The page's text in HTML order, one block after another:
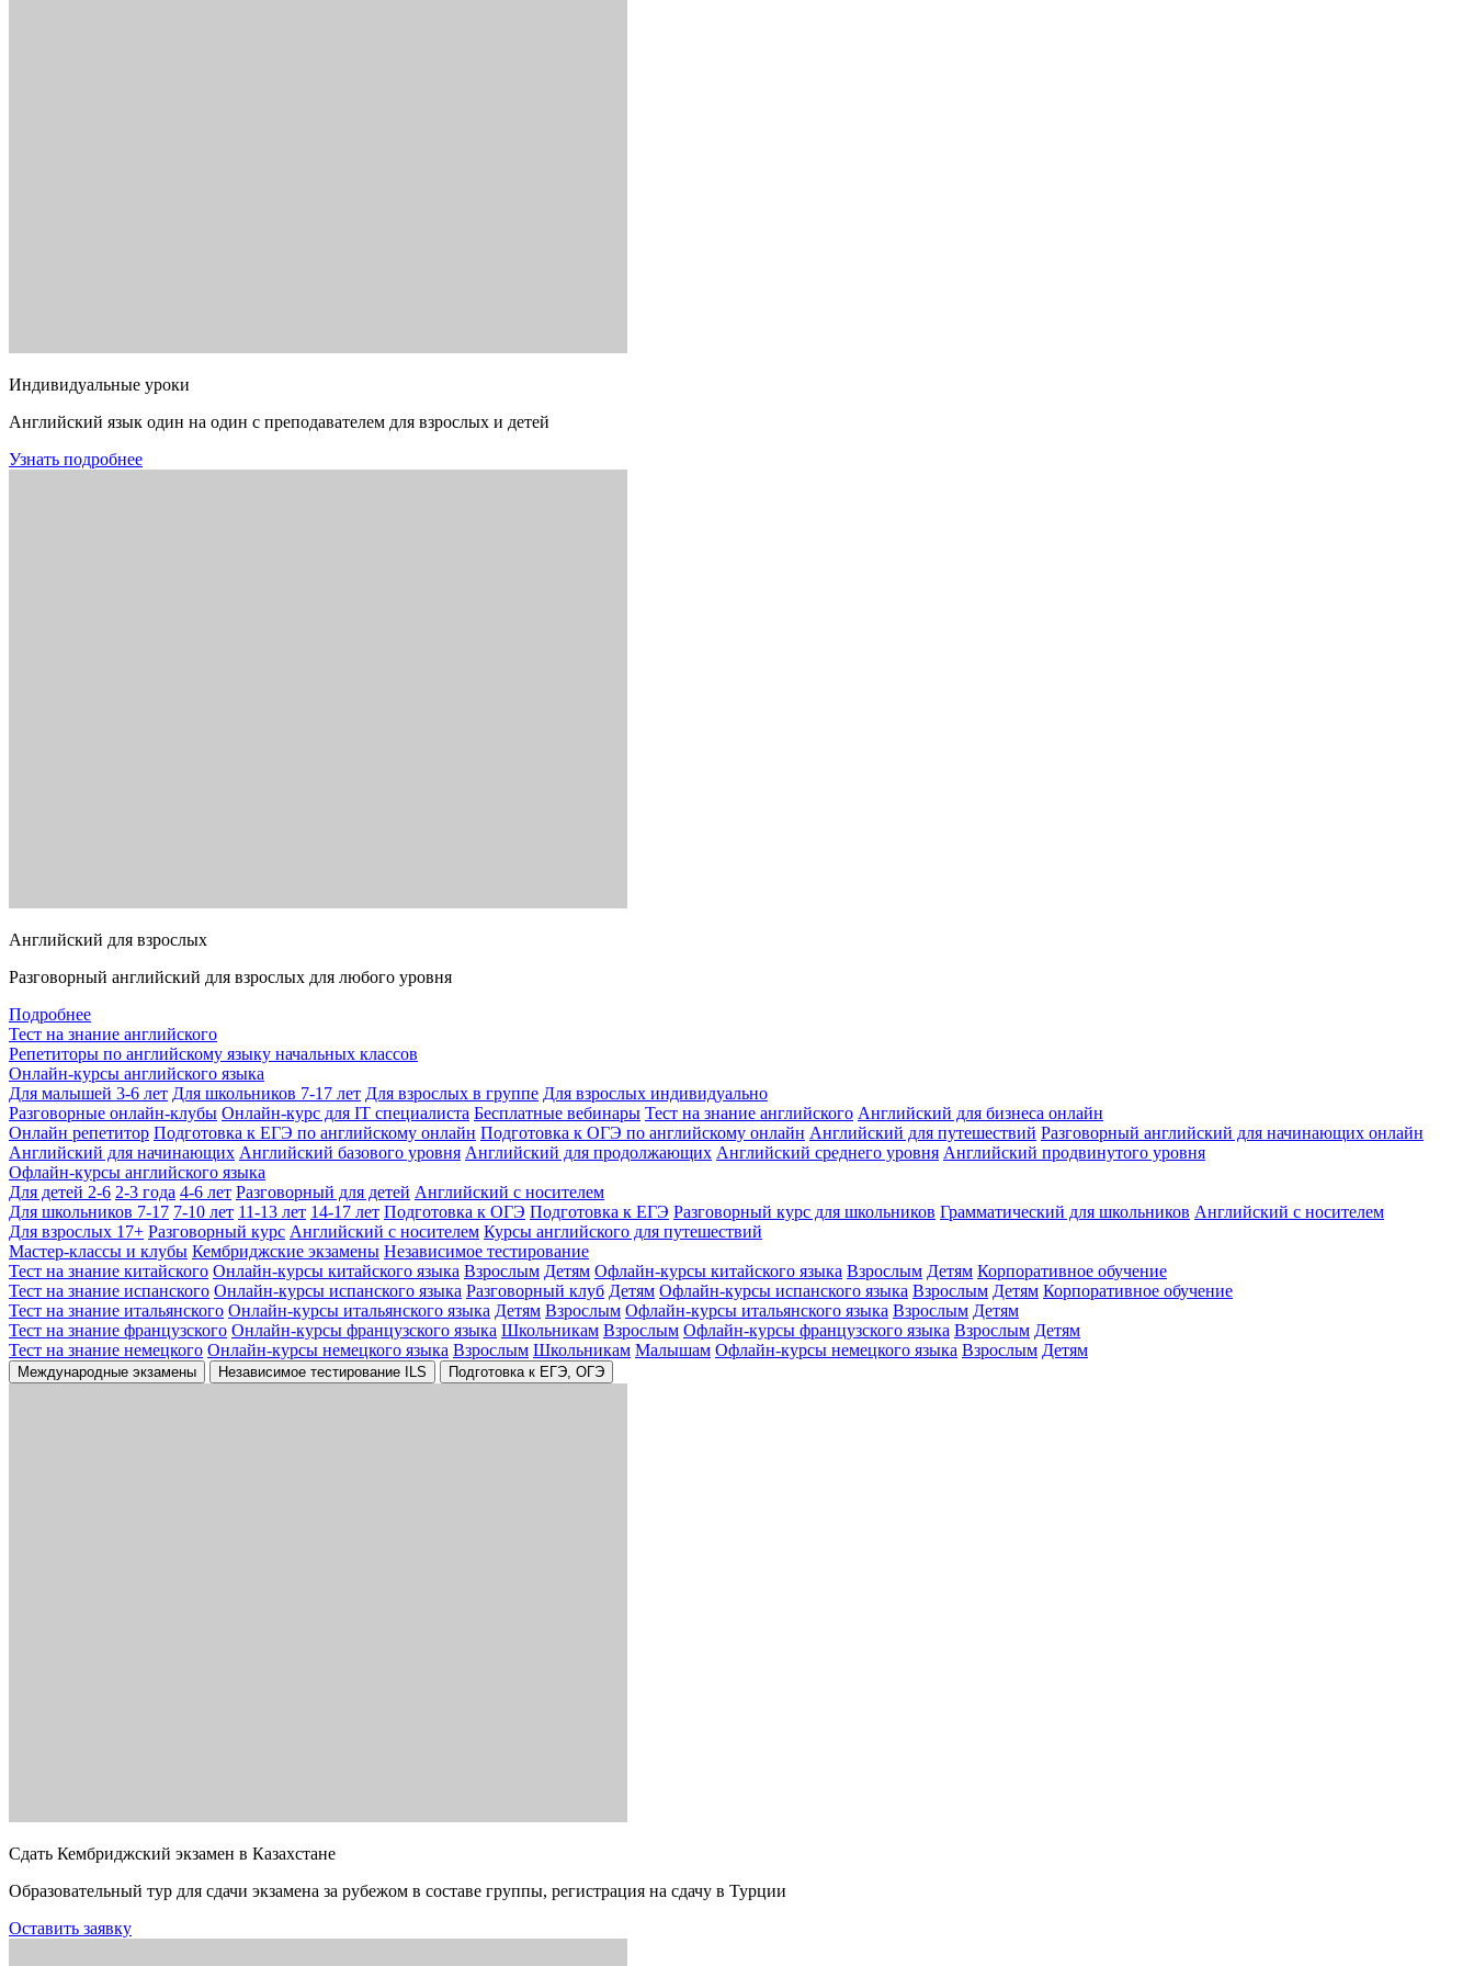
Индивидуальные уроки
Английский язык один на один с преподавателем для взрослых и детей
Узнать подробнее
Английский для взрослых
Разговорный английский для взрослых для любого уровня
Подробнее
Тест на знание английского
Репетиторы по английскому языку начальных классов
Онлайн-курсы английского языка
Для малышей 3-6 лет Для школьников 7-17 лет Для взрослых в группе Для взрослых индивидуально
Разговорные онлайн-клубы Онлайн-курс для IT специалиста Бесплатные вебинары Тест на знание английского Английский для бизнеса онлайн
Онлайн репетитор Подготовка к ЕГЭ по английскому онлайн Подготовка к ОГЭ по английскому онлайн Английский для путешествий Разговорный английский для начинающих онлайн
Английский для начинающих Английский базового уровня Английский для продолжающих Английский среднего уровня Английский продвинутого уровня
Офлайн-курсы английского языка
Для детей 2-6 2-3 года 4-6 лет Разговорный для детей Английский с носителем
Для школьников 7-17 7-10 лет 11-13 лет 14-17 лет Подготовка к ОГЭ Подготовка к ЕГЭ Разговорный курс для школьников Грамматический для школьников Английский с носителем
Для взрослых 17+ Разговорный курс Английский с носителем Курсы английского для путешествий
Мастер-классы и клубы Кембриджские экзамены Независимое тестирование
Тест на знание китайского Онлайн-курсы китайского языка Взрослым Детям Офлайн-курсы китайского языка Взрослым Детям Корпоративное обучение
Тест на знание испанского Онлайн-курсы испанского языка Разговорный клуб Детям Офлайн-курсы испанского языка Взрослым Детям Корпоративное обучение
Тест на знание итальянского Онлайн-курсы итальянского языка Детям Взрослым Офлайн-курсы итальянского языка Взрослым Детям
Тест на знание французского Онлайн-курсы французского языка Школьникам Взрослым Офлайн-курсы французского языка Взрослым Детям
Тест на знание немецкого Онлайн-курсы немецкого языка Взрослым Школьникам Малышам Офлайн-курсы немецкого языка Взрослым Детям
Международные экзамены Независимое тестирование ILS Подготовка к ЕГЭ, ОГЭ
Сдать Кембриджский экзамен в Казахстане
Образовательный тур для сдачи экзамена за рубежом в составе группы, регистрация на сдачу в Турции
Оставить заявку